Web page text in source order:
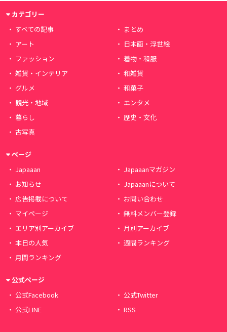
カテゴリー
すべての記事
まとめ
アート
日本画・浮世絵
ファッション
着物・和服
雑貨・インテリア
和雑貨
グルメ
和菓子
観光・地域
エンタメ
暮らし
歴史・文化
古写真
ページ
Japaaan
Japaaanマガジン
お知らせ
Japaaanについて
広告掲載について
お問い合わせ
マイページ
無料メンバー登録
エリア別アーカイブ
月別アーカイブ
本日の人気
週間ランキング
月間ランキング
公式ページ
公式Facebook
公式Twitter
公式LINE
RSS